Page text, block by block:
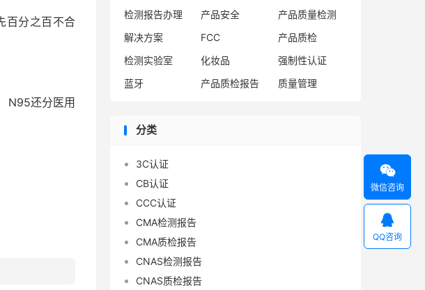
百分之百不合
N95还分医用
检测报告办理
产品安全
产品质量检测
解决方案
FCC
产品质检
检测实验室
化妆品
强制性认证
蓝牙
产品质检报告 质量管理
分类
3C认证
CB认证
CCC认证
CMA检测报告
CMA质检报告
CNAS检测报告
CNAS质检报告

微信咨询

QQ咨询